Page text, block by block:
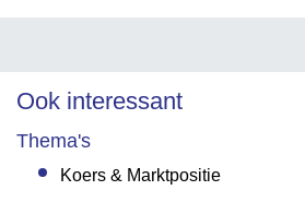
Ook interessant
Thema's
Koers & Marktpositie